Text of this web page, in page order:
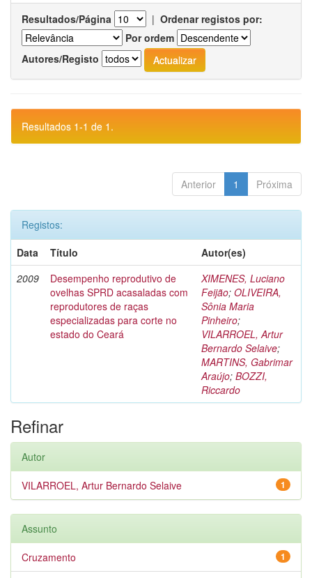
Resultados/Página | Ordenar registos por:
Por ordem
Autores/Registo
Resultados 1-1 de 1.
Anterior 1 Próxima
Registos:
Data
Título
Autor(es)
2009
Desempenho reprodutivo de
ovelhas SPRD acasaladas com
reprodutores de raças
especializadas para corte no
estado do Ceará
XIMENES, Luciano
Feijão; OLIVEIRA,
Sônia Maria
Pinheiro;
VILARROEL, Artur
Bernardo Selaive;
MARTINS, Gabrimar
Araújo; BOZZI,
Riccardo
Refinar
Autor
1
VILARROEL, Artur Bernardo Selaive
Assunto
1
Cruzamento